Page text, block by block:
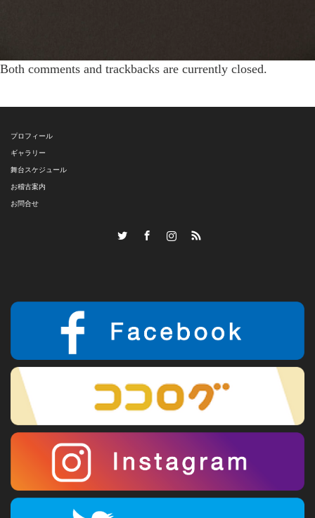
Both comments and trackbacks are currently closed.
プロフィール
ギャラリー
舞台スケジュール
お稽古案内
お問合せ
Instagram
RSS